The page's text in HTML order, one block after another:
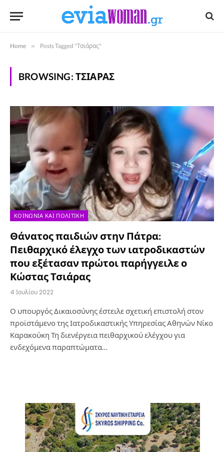
Home » Posts Tagged "Τσιάρας"
BROWSING: ΤΣΙΆΡΑΣ
ΚΟΙΝΩΝΊΑ ΚΑΙ ΠΟΛΙΤΙΚΉ
Θάνατος παιδιών στην Πάτρα:
Πειθαρχικό έλεγχο των ιατροδικαστών
που εξέτασαν πρώτοι παρήγγειλε ο
Κώστας Τσιάρας
4 Ιουλίου 2022
Ο υπουργός Δικαιοσύνης έστειλε σχετική επιστολή στον
προϊστάμενο της Ιατροδικαστικής Υπηρεσίας Αθηνών Νίκο
Καρακούκη Τη διενέργεια πειθαρχικού ελέγχου για
ενδεχόμενα παραπτώματα…